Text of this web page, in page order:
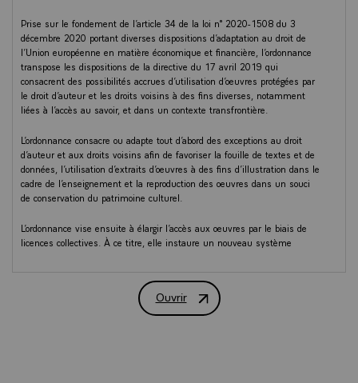
Prise sur le fondement de l’article 34 de la loi n° 2020-1508 du 3
décembre 2020 portant diverses dispositions d’adaptation au droit de
l’Union européenne en matière économique et financière, l’ordonnance
transpose les dispositions de la directive du 17 avril 2019 qui
consacrent des possibilités accrues d’utilisation d’oeuvres protégées par
le droit d’auteur et les droits voisins à des fins diverses, notamment
liées à l’accès au savoir, et dans un contexte transfrontière.
L’ordonnance consacre ou adapte tout d’abord des exceptions au droit
d’auteur et aux droits voisins afin de favoriser la fouille de textes et de
données, l’utilisation d’extraits d’oeuvres à des fins d’illustration dans le
cadre de l’enseignement et la reproduction des oeuvres dans un souci
de conservation du patrimoine culturel.
L’ordonnance vise ensuite à élargir l’accès aux oeuvres par le biais de
licences collectives. À ce titre, elle instaure un nouveau système
compris en ligne et par-delà les frontières dans l’Union européenne, des
oeuvres dont elles disposent mais qui sont indisponibles dans le
Ouvrir
Compte rendu du Conseil des